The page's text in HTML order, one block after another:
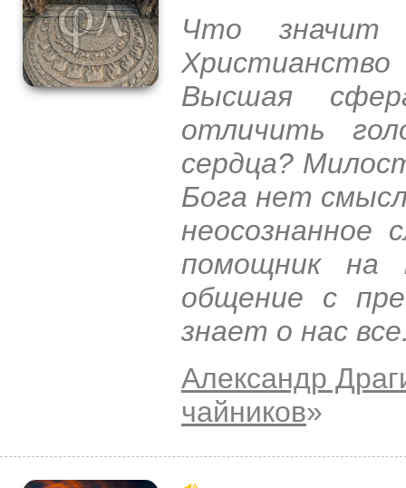
Что значит
Высшая
отличить
сердца?
Бога нет
неосознанное
помощник на
общение с
знает о нас
Александр
чайников»